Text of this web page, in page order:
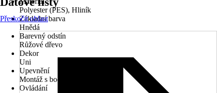
Polyester (PES), Hliník
Základní barva
Hnědá
Barevný odstín
Růžové dřevo
Dekor
Uni
Upevnění
Montáž s bočním vedením
Ovládání
Přeskočit oblast